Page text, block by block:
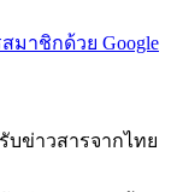
มาชิกด้วย Google
บข่าวสารจากไทย